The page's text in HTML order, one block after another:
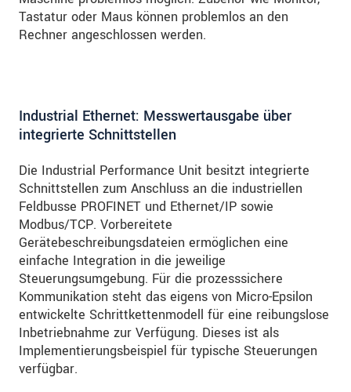
Tastatur oder Maus können problemlos an den
Rechner angeschlossen werden.
Industrial Ethernet: Messwertausgabe über
integrierte Schnittstellen
Die Industrial Performance Unit besitzt integrierte
Schnittstellen zum Anschluss an die industriellen
Feldbusse PROFINET und Ethernet/IP sowie
Modbus/TCP. Vorbereitete
Gerätebeschreibungsdateien ermöglichen eine
einfache Integration in die jeweilige
Steuerungsumgebung. Für die prozesssichere
Kommunikation steht das eigens von Micro-Epsilon
entwickelte Schrittkettenmodell für eine reibungslose
Inbetriebnahme zur Verfügung. Dieses ist als
Implementierungsbeispiel für typische Steuerungen
verfügbar.